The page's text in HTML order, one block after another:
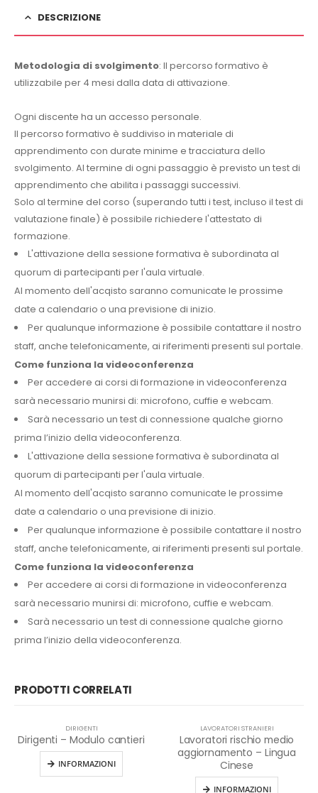
DESCRIZIONE
Metodologia di svolgimento: Il percorso formativo è
utilizzabile per 4 mesi dalla data di attivazione.
Ogni discente ha un accesso personale.
Il percorso formativo è suddiviso in materiale di
apprendimento con durate minime e tracciatura dello
svolgimento. Al termine di ogni passaggio è previsto un test di
apprendimento che abilita i passaggi successivi.
Solo al termine del corso (superando tutti i test, incluso il test di
valutazione finale) è possibile richiedere l'attestato di
formazione.
L'attivazione della sessione formativa è subordinata al
quorum di partecipanti per l'aula virtuale.
Al momento dell'acqisto saranno comunicate le prossime
date a calendario o una previsione di inizio.
Per qualunque informazione è possibile contattare il nostro
staff, anche telefonicamente, ai riferimenti presenti sul portale.
Come funziona la videoconferenza
Per accedere ai corsi di formazione in videoconferenza
sarà necessario munirsi di: microfono, cuffie e webcam.
Sarà necessario un test di connessione qualche giorno
prima l’inizio della videoconferenza.
L'attivazione della sessione formativa è subordinata al
quorum di partecipanti per l'aula virtuale.
Al momento dell'acqisto saranno comunicate le prossime
date a calendario o una previsione di inizio.
Per qualunque informazione è possibile contattare il nostro
staff, anche telefonicamente, ai riferimenti presenti sul portale.
Come funziona la videoconferenza
Per accedere ai corsi di formazione in videoconferenza
sarà necessario munirsi di: microfono, cuffie e webcam.
Sarà necessario un test di connessione qualche giorno
prima l’inizio della videoconferenza.
PRODOTTI CORRELATI
DIRIGENTI
Dirigenti – Modulo cantieri
INFORMAZIONI
LAVORATORI STRANIERI
Lavoratori rischio medio
aggiornamento – Lingua
Cinese
INFORMAZIONI